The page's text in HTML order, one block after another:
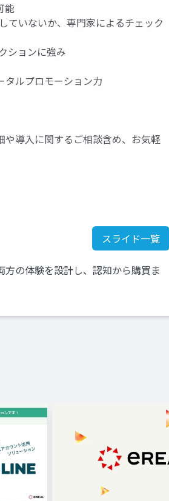
能
ていないか、専門家によるチェック
ションに強み
タルプロモーション力
導入に関するご相談含め、お気軽
スライド一覧
の体験を設計し、認知から購買ま